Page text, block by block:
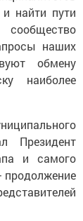
найти пути
наших
обмену
наиболее
Президент
и самого